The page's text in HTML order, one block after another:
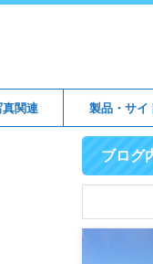
関連 製品・サイ
ブログ